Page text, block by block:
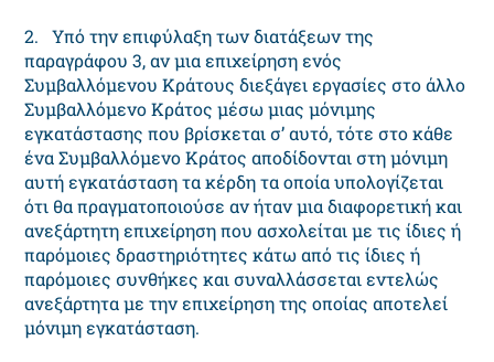
2. Υπό την επιφύλαξη των διατάξεων της
παραγράφου 3, αν μια επιχείρηση ενός
Συμβαλλόμενου Κράτους διεξάγει εργασίες στο άλλο
Συμβαλλόμενο Κράτος μέσω μιας μόνιμης
εγκατάστασης που βρίσκεται σ’ αυτό, τότε στο κάθε
ένα Συμβαλλόμενο Κράτος αποδίδονται στη μόνιμη
αυτή εγκατάσταση τα κέρδη τα οποία υπολογίζεται
ότι θα πραγματοποιούσε αν ήταν μια διαφορετική και
ανεξάρτητη επιχείρηση που ασχολείται με τις ίδιες ή
παρόμοιες δραστηριότητες κάτω από τις ίδιες ή
παρόμοιες συνθήκες και συναλλάσσεται εντελώς
ανεξάρτητα με την επιχείρηση της οποίας αποτελεί
μόνιμη εγκατάσταση.